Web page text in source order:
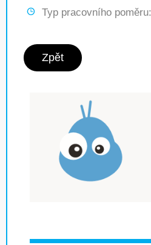
Typ pracovního poměru:
Zpět